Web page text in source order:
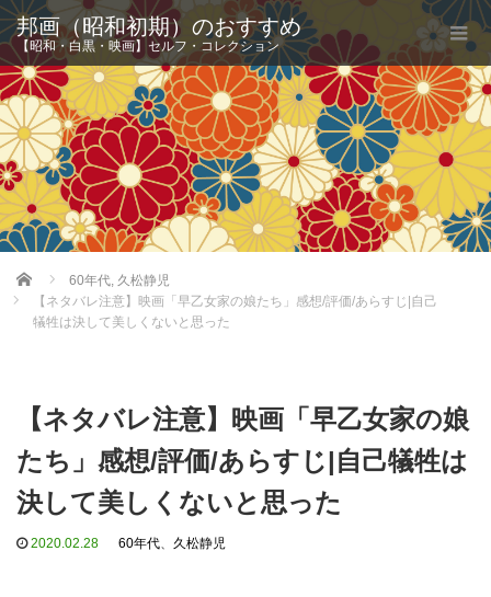
邦画（昭和初期）のおすすめ
【昭和・白黒・映画】セルフ・コレクション
Home 60年代, 久松静児
【ネタバレ注意】映画「早乙女家の娘たち」感想/評価/あらすじ|自己
犠牲は決して美しくないと思った
【ネタバレ注意】映画「早乙女家の娘
たち」感想/評価/あらすじ|自己犠牲は
決して美しくないと思った
2020.02.28 60年代、 久松静児